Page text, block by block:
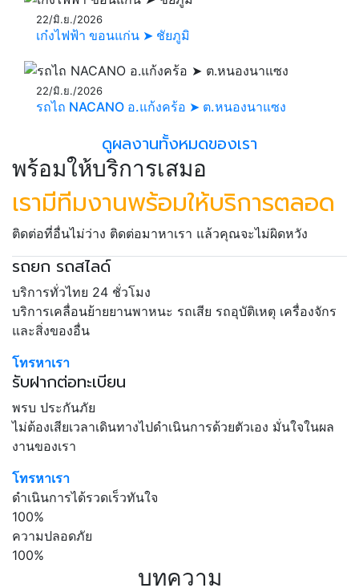
22/มิ.ย./2026
เก๋งไฟฟ้า ขอนแก่น ➤ ชัยภูมิ
22/มิ.ย./2026
รถไถ NACANO อ.แก้งคร้อ ➤ ต.หนองนาแซง
ดูผลงานทั้งหมดของเรา
พร้อมให้บริการเสมอ
เรามีทีมงานพร้อมให้บริการตลอด
ติดต่อที่อื่นไม่ว่าง ติดต่อมาหาเรา แล้วคุณจะไม่ผิดหวัง
รถยก รถสไลด์
บริการทั่วไทย 24 ชั่วโมง
บริการเคลื่อนย้ายยานพาหนะ รถเสีย รถอุบัติเหตุ เครื่องจักร
และสิ่งของอื่น
โทรหาเรา
รับฝากต่อทะเบียน
พรบ ประกันภัย
ไม่ต้องเสียเวลาเดินทางไปดำเนินการด้วยตัวเอง มั่นใจในผล
งานของเรา
โทรหาเรา
ดำเนินการได้รวดเร็วทันใจ
100%
ความปลอดภัย
100%
บทความ